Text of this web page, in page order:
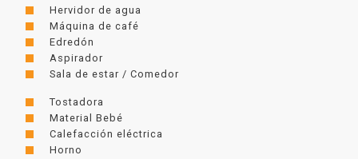
Hervidor de agua
Máquina de café
Edredón
Aspirador
Sala de estar / Comedor
Tostadora
Material Bebé
Calefacción eléctrica
Horno